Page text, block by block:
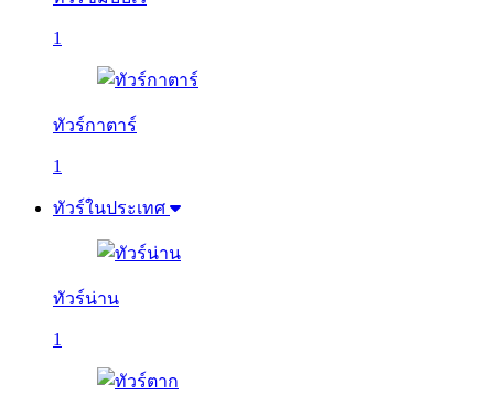
1
ทัวร์กาตาร์
1
ทัวร์ในประเทศ
ทัวร์น่าน
1